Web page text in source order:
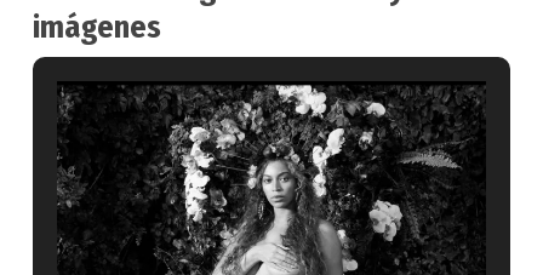
imágenes